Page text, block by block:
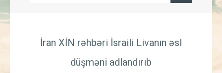
İqtisadiyyat
İran XİN rəhbəri İsraili Livanın əsl
düşməni adlandırıb